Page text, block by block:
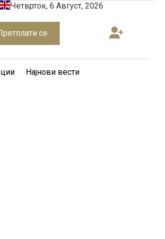
Четврток, 6 Август, 2026
се
Најнови вести